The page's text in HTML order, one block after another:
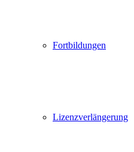
Fortbildungen
Lizenzverlängerung